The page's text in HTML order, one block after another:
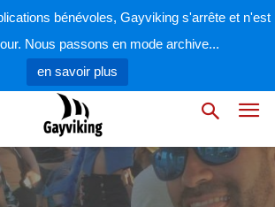
bénévoles, Gayviking s'arrête et n'est
Nous passons en mode archive...
en savoir plus